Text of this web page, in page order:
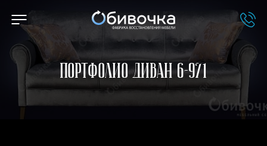
Портфолио Диван 6-971